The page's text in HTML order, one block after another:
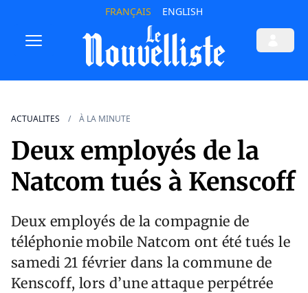
FRANÇAIS ENGLISH
ACTUALITES À LA MINUTE
Deux employés de la
Natcom tués à Kenscoff
Deux employés de la compagnie de
téléphonie mobile Natcom ont été tués le
samedi 21 février dans la commune de
Kenscoff, lors d’une attaque perpétrée